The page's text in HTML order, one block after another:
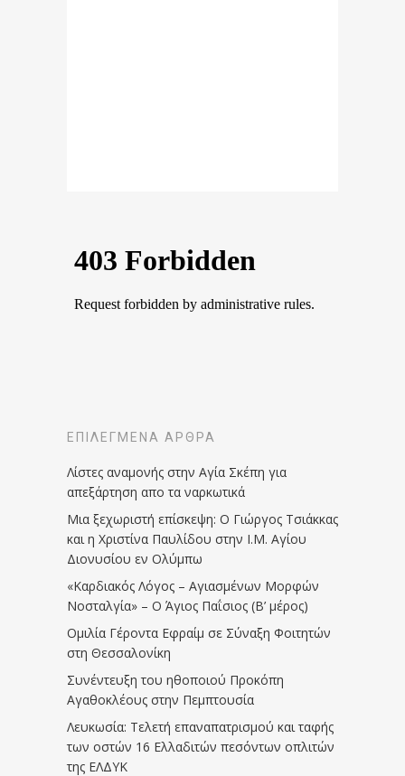
ΕΠΙΛΕΓΜΈΝΑ ΆΡΘΡΑ
Λίστες αναμονής στην Αγία Σκέπη για
απεξάρτηση απο τα ναρκωτικά
Μια ξεχωριστή επίσκεψη: Ο Γιώργος Τσιάκκας
και η Χριστίνα Παυλίδου στην Ι.Μ. Αγίου
Διονυσίου εν Ολύμπω
«Καρδιακός Λόγος – Αγιασμένων Μορφών
Νοσταλγία» – Ο Άγιος Παΐσιος (Β’ μέρος)
Ομιλία Γέροντα Εφραίμ σε Σύναξη Φοιτητών
στη Θεσσαλονίκη
Συνέντευξη του ηθοποιού Προκόπη
Αγαθοκλέους στην Πεμπτουσία
Λευκωσία: Τελετή επαναπατρισμού και ταφής
των οστών 16 Ελλαδιτών πεσόντων οπλιτών
της ΕΛΔΥΚ